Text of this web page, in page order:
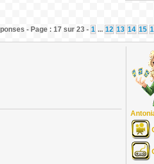
- Page : 17 sur 23 - 1 ... 12 13 14 15